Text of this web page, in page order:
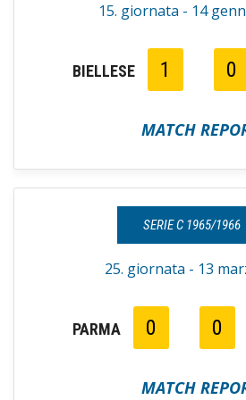
15. giornata - 14
BIELLESE 1 0
MATCH
SERIE C 1965/1966
25. giornata - 13
PARMA 0 0
MATCH